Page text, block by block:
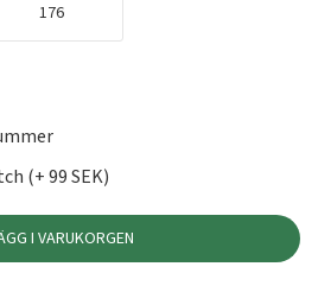
176
(+ 99 SEK)
I VARUKORGEN